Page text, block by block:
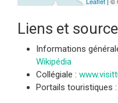
Liens et
Informations
Wikipédia
Collégiale :
Portails touristiques :